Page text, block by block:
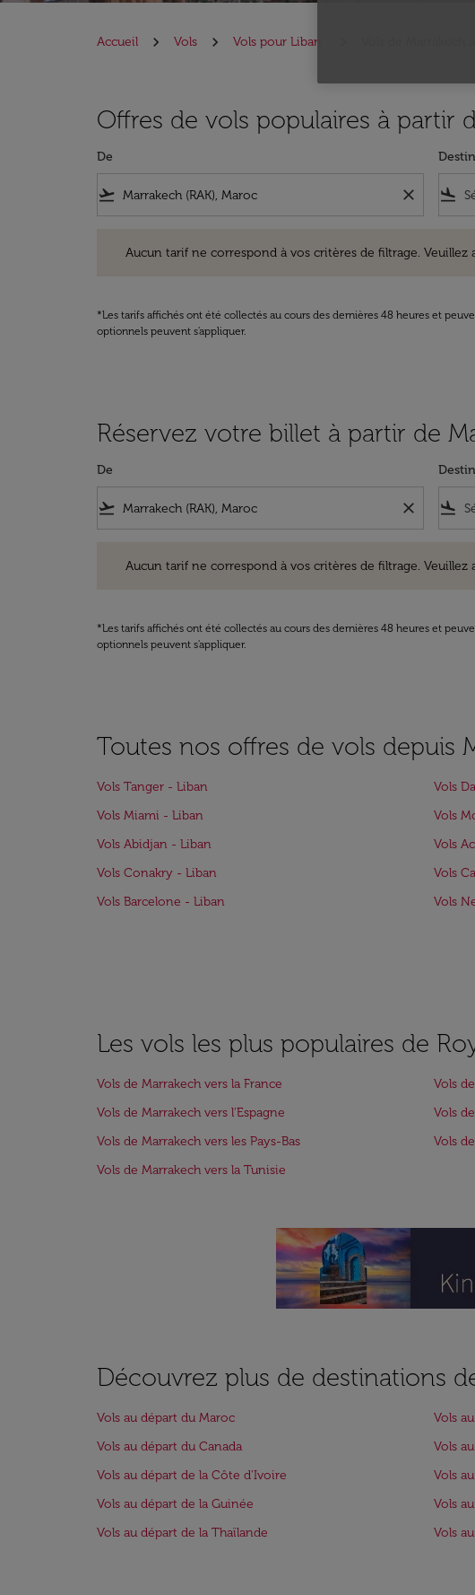
Accueil Vols Vols pour Liban Vols de Marrakech
Offres de vols populaires à partir
De
flight_takeoff close flight_land
Aucun tarif ne correspond à vos critères de filtrage. Veuillez
*Les tarifs affichés ont été collectés au cours des dernières 48 heures et
optionnels peuvent s'appliquer.
Réservez votre billet à partir de
De
flight_takeoff close flight_land
Aucun tarif ne correspond à vos critères de filtrage. Veuillez
*Les tarifs affichés ont été collectés au cours des dernières 48 heures et
optionnels peuvent s'appliquer.
Toutes nos offres de vols depuis
Vols Tanger - Liban Vols
Vols Miami - Liban
Vols
Vols Abidjan - Liban
Vols
Vols Conakry - Liban
Vols
Vols Barcelone - Liban
Vols
Les vols les plus populaires de
Vols de Marrakech vers la France Vols
Vols de Marrakech vers l'Espagne
Vols
Vols de Marrakech vers les Pays-Bas
Vols
Vols de Marrakech vers la Tunisie
Découvrez plus de destinations
Vols au départ du Maroc Vols
Vols au départ du Canada
Vols
Vols au départ de la Côte d'Ivoire
Vols
Vols au départ de la Guinée
Vols
Vols au départ de la Thaïlande
Vols